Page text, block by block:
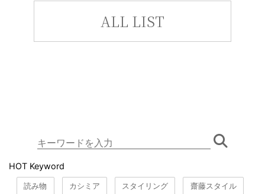
ALL LIST
HOT Keyword
読み物 カシミア スタイリング 齋藤スタイル